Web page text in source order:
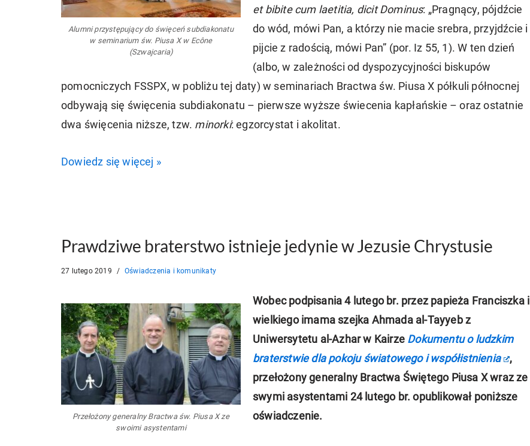
Alumni przystępujący do święceń subdiakonatu
w seminarium św. Piusa X w Ecône
(Szwajcaria)
et bibite cum laetitia, dicit Dominus: „Pragnący, pójdźcie
do wód, mówi Pan, a którzy nie macie srebra, przyjdźcie i
pijcie z radością, mówi Pan” (por. Iz 55, 1). W ten dzień
(albo, w zależności od dyspozycyjności biskupów
pomocniczych FSSPX, w pobliżu tej daty) w seminariach Bractwa św. Piusa X półkuli północnej
odbywają się święcenia subdiakonatu – pierwsze wyższe świecenia kapłańskie – oraz ostatnie
dwa święcenia niższe, tzw. minorki: egzorcystat i akolitat.
Dowiedz się więcej »
Prawdziwe braterstwo istnieje jedynie w Jezusie Chrystusie
27 lutego 2019 Oświadczenia i komunikaty
Przełożony generalny Bractwa św. Piusa X ze
swoimi asystentami
Wobec podpisania 4 lutego br. przez papieża Franciszka i
wielkiego imama szejka Ahmada al-Tayyeb z
Uniwersytetu al-Azhar w Kairze Dokumentu o ludzkim
braterstwie dla pokoju światowego i współistnienia
,
przełożony generalny Bractwa Świętego Piusa X wraz ze
swymi asystentami 24 lutego br. opublikował poniższe
oświadczenie.